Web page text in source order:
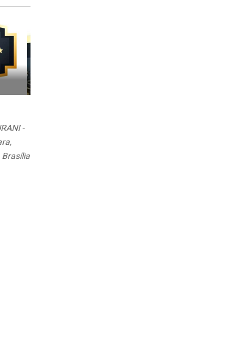
-
Brasília